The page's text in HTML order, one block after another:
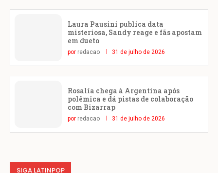
Laura Pausini publica data
misteriosa, Sandy reage e fãs apostam
em dueto
por redacao 31 de julho de 2026
Rosalía chega à Argentina após
polêmica e dá pistas de colaboração
com Bizarrap
por redacao 31 de julho de 2026
SIGA LATINPOP